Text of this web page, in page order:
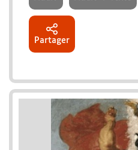
Partager